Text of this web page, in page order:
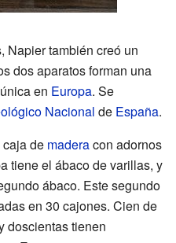
Napier también creó un
dos aparatos forman una
en Europa. Se
Nacional de España.
caja de maderacon adornos
tiene el ábaco de varillas, y
ábaco. Este segundo
en 30 cajones. Cien de
doscientas tienen